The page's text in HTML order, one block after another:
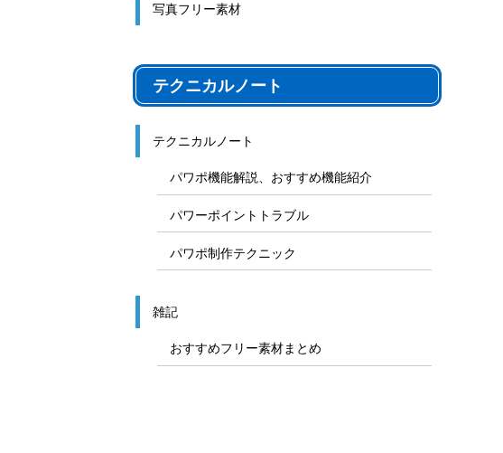
写真フリー素材
テクニカルノート
テクニカルノート
パワポ機能解説、おすすめ機能紹介
パワーポイントトラブル
パワポ制作テクニック
雑記
おすすめフリー素材まとめ